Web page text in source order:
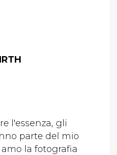
l'essenza, gli
parte del mio
la fotografia